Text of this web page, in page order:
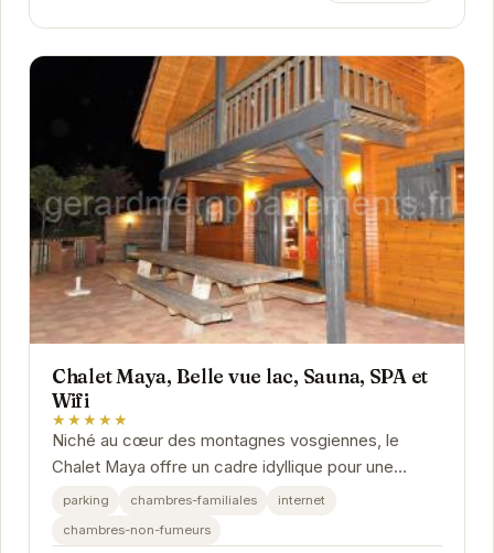
Chalet Maya, Belle vue lac, Sauna, SPA et
Wifi
★★★★★
Niché au cœur des montagnes vosgiennes, le
Chalet Maya offre un cadre idyllique pour une
escapade relaxante. Avec son sauna, son spa et sa
parking chambres-familiales
internet
chambres-non-fumeurs